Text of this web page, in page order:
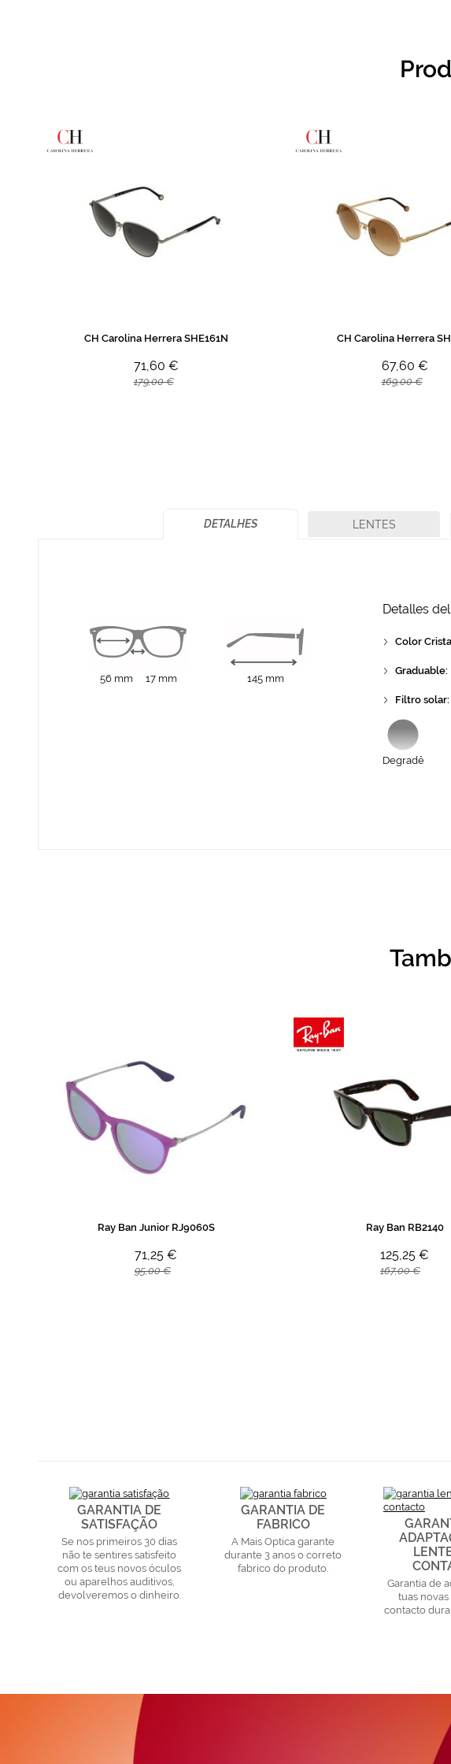
CH Carolina Herrera SHE161N
71,60 €
179,00 €
CH Carolina Herrera
67,60 €
169,00 €
DETALHES
56 mm 17 mm 145 mm
Detalles
Color
Graduable:
Filtro solar:
Degradê
LENTES
Ray Ban Junior RJ9060S
71,25 €
95,00 €
Ray Ban RB2140
125,25 €
167,00 €
GARANTIA DE
SATISFAÇÃO
Se nos primeiros 30 dias
não te sentires satisfeito
com os teus novos óculos
ou aparelhos auditivos,
devolveremos o dinheiro.
GARANTIA DE
FABRICO
A Mais Optica garante
durante 3 anos o correto
fabrico do produto.
Garantia de
tuas
contacto